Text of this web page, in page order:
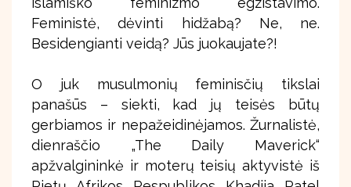
Feministė, dėvinti hidžabą? Ne, ne.
Besidengianti veidą? Jūs juokaujate?!
O juk musulmonių feminisčių tikslai
panašūs – siekti, kad jų teisės būtų
gerbiamos ir nepažeidinėjamos. Žurnalistė,
dienraščio „The Daily Maverick“
apžvalgininkė ir moterų teisių aktyvistė iš